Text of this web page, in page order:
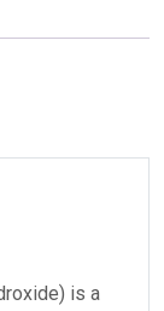
is a